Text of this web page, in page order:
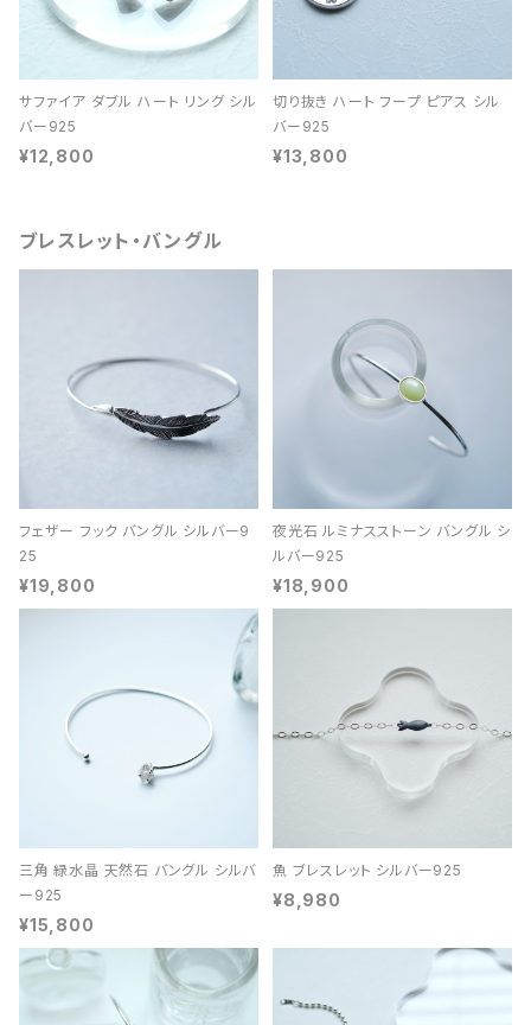
サファイア ダブル ハート リング シル
バー925
¥12,800
切り抜き ハート フープ ピアス シル
バー925
¥13,800
ブレスレット・バングル
フェザー フック バングル シルバー9
25
¥19,800
夜光石 ルミナスストーン バングル シ
ルバー925
¥18,900
三角 緑水晶 天然石 バングル シルバ
ー925
¥15,800
魚 ブレスレット シルバー925
¥8,980